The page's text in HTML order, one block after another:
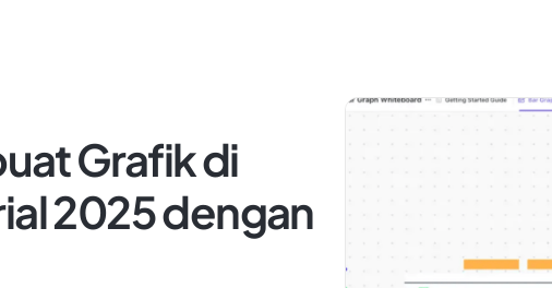
Grafik di
2025 dengan